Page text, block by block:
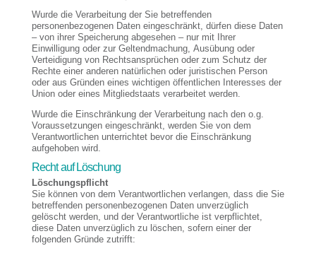
Wurde die Verarbeitung der Sie betreffenden
personenbezogenen Daten eingeschränkt, dürfen diese Daten
– von ihrer Speicherung abgesehen – nur mit Ihrer
Einwilligung oder zur Geltendmachung, Ausübung oder
Verteidigung von Rechtsansprüchen oder zum Schutz der
Rechte einer anderen natürlichen oder juristischen Person
oder aus Gründen eines wichtigen öffentlichen Interesses der
Union oder eines Mitgliedstaats verarbeitet werden.
Wurde die Einschränkung der Verarbeitung nach den o.g.
Voraussetzungen eingeschränkt, werden Sie von dem
Verantwortlichen unterrichtet bevor die Einschränkung
aufgehoben wird.
Recht auf Löschung
Löschungspflicht
Sie können von dem Verantwortlichen verlangen, dass die Sie
betreffenden personenbezogenen Daten unverzüglich
gelöscht werden, und der Verantwortliche ist verpflichtet,
diese Daten unverzüglich zu löschen, sofern einer der
folgenden Gründe zutrifft: